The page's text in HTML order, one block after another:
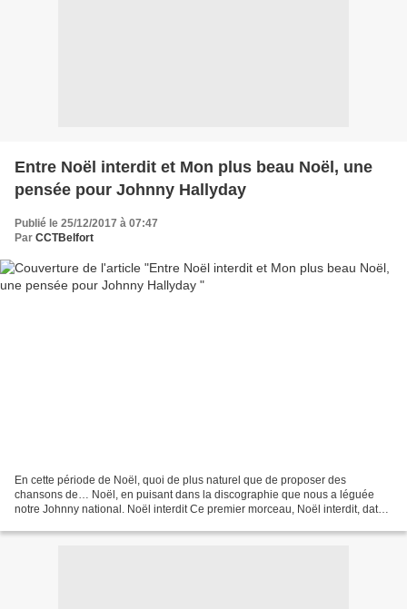
Entre Noël interdit et Mon plus beau Noël, une
pensée pour Johnny Hallyday
Publié le 25/12/2017 à 07:47
Par CCTBelfort
En cette période de Noël, quoi de plus naturel que de proposer des
chansons de… Noël, en puisant dans la discographie que nous a léguée
notre Johnny national. Noël interdit Ce premier morceau, Noël interdit, daté